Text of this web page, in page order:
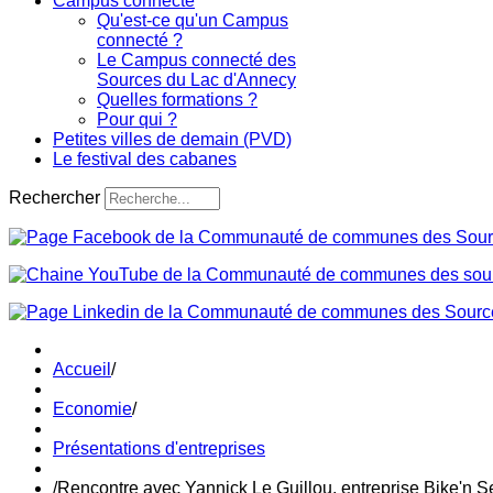
Qu'est-ce qu'un Campus
connecté ?
Le Campus connecté des
Sources du Lac d'Annecy
Quelles formations ?
Pour qui ?
Petites villes de demain (PVD)
Le festival des cabanes
Rechercher
Accueil /
Economie/
Présentations d'entreprises
/Rencontre avec Yannick Le Guillou, entreprise Bike'n